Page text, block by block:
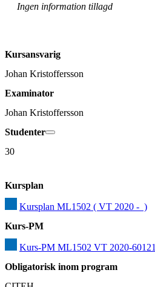
Ingen information tillagd
Kursansvarig
Johan Kristoffersson
Examinator
Johan Kristoffersson
Studenter
30
Kursplan
Kursplan ML1502 ( VT 2020 -  )
Kurs-PM
Kurs-PM ML1502 VT 2020-60121
Obligatorisk inom program